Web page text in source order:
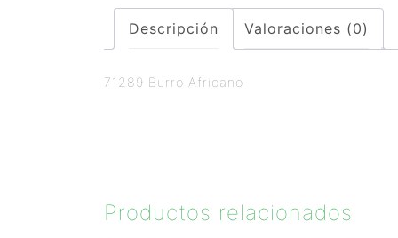
Descripción Valoraciones (0)
71289 Burro Africano
Productos relacionados